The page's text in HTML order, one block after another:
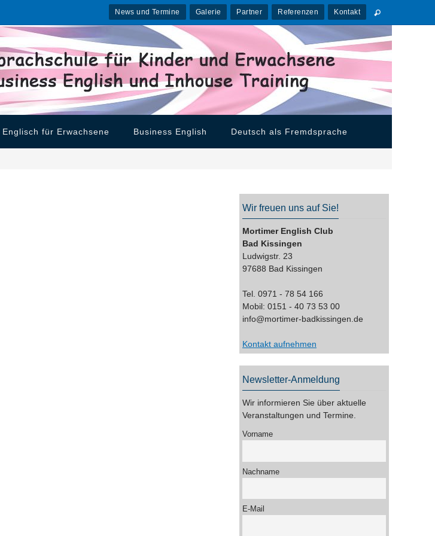
News und Termine Galerie Partner Referenzen Kontakt
Englisch für Erwachsene Business English Deutsch als Fremdsprache
Wir freuen uns auf Sie!
Mortimer English Club
Bad Kissingen
Ludwigstr. 23
97688 Bad Kissingen
Tel. 0971 - 78 54 166
Mobil: 0151 - 40 73 53 00
info@mortimer-badkissingen.de
Kontakt aufnehmen
Newsletter-Anmeldung
Wir informieren Sie über aktuelle
Veranstaltungen und Termine.
Vorname
Nachname
E-Mail